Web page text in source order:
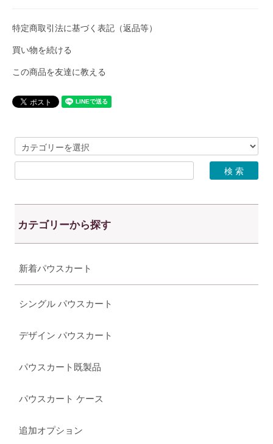
特定商取引法に基づく表記（返品等）
買い物を続ける
この商品を友達に教える
カテゴリーから探す
新着パウスカート
シングル パウスカート
デザイン パウスカート
パウスカート既製品
パウスカート ケース
追加オプション